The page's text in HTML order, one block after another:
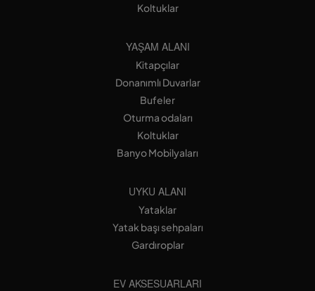
Koltuklar
YAŞAM ALANI
Kitapçılar
Donanımlı Duvarlar
Bufeler
Oturma odaları
Koltuklar
Banyo Mobilyaları
UYKU ALANI
Yataklar
Yatak başı sehpaları
Gardıroplar
EV AKSESUARLARI